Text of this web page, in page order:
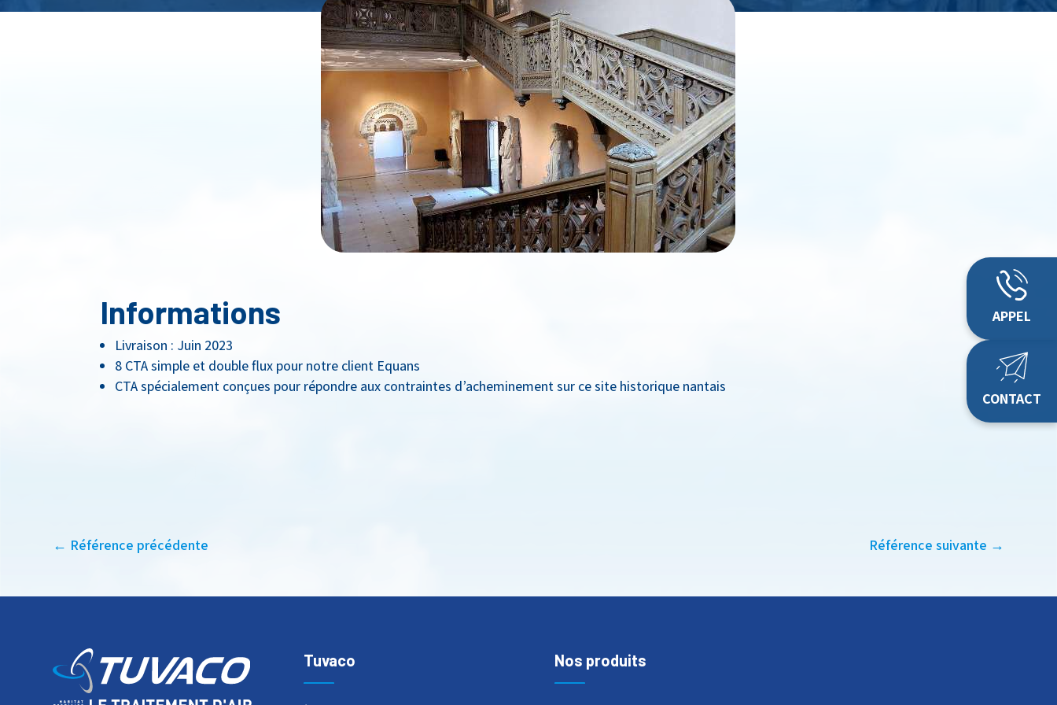
BTC-E
BTR-E
APPEL
CONTACT
Informations
Livraison : Juin 2023
8 CTA simple et double flux pour notre client Equans
CTA spécialement conçues pour répondre aux contraintes d’acheminement sur ce site historique nantais
← Référence précédente Référence suivante →
Tuvaco Nos produits